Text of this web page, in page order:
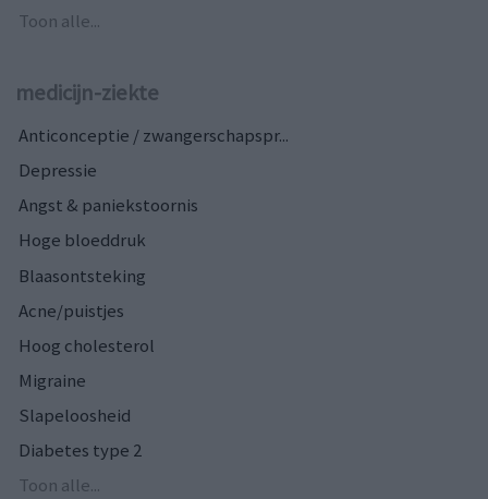
Toon alle...
medicijn-ziekte
Anticonceptie / zwangerschapspr...
Depressie
Angst & paniekstoornis
Hoge bloeddruk
Blaasontsteking
Acne/puistjes
Hoog cholesterol
Migraine
Slapeloosheid
Diabetes type 2
Toon alle...